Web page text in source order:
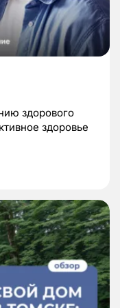
здорового
здоровье